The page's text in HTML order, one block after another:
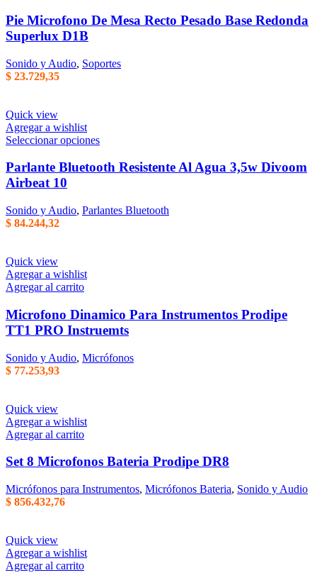
Pie Microfono De Mesa Recto Pesado Base Redonda
Superlux D1B
Sonido y Audio, Soportes
$ 23.729,35
Quick view
Agregar a wishlist
Seleccionar opcionesEste
tiene
opciones
producto
Parlante Bluetooth Resistente Al Agua 3,5w Divoom
Airbeat 10
Sonido y Audio, Parlantes Bluetooth
$ 84.244,32
Quick view
Agregar a wishlist
Agregar al carrito
Microfono Dinamico Para Instrumentos Prodipe
TT1 PRO Instruemts
Sonido y Audio, Micrófonos
$ 77.253,93
Quick view
Agregar a wishlist
Agregar al carrito
Set 8 Microfonos Bateria Prodipe DR8
Micrófonos para Instrumentos, Micrófonos Bateria, Sonido y Audio
$ 856.432,76
Quick view
Agregar a wishlist
Agregar al carrito